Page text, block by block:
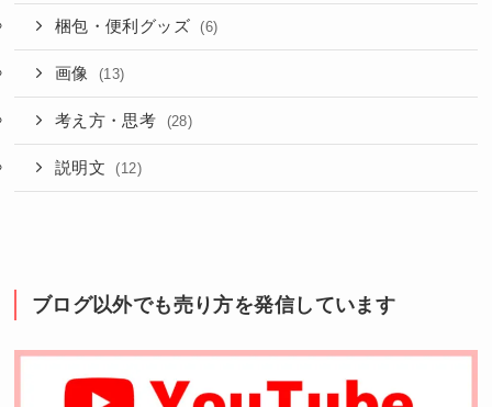
梱包・便利グッズ (6)
画像 (13)
考え方・思考 (28)
説明文 (12)
ブログ以外でも売り方を発信しています